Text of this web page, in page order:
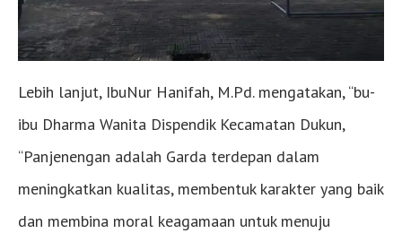
Lebih lanjut, IbuNur Hanifah, M.Pd. mengatakan, “bu-
ibu Dharma Wanita Dispendik Kecamatan Dukun,
“Panjenengan adalah Garda terdepan dalam
meningkatkan kualitas, membentuk karakter yang baik
dan membina moral keagamaan untuk menuju